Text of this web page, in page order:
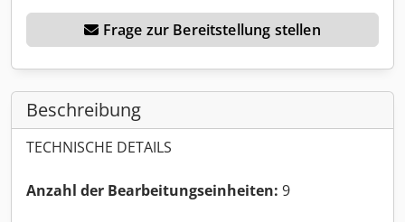
Frage zur Bereitstellung stellen
Beschreibung
TECHNISCHE DETAILS
Anzahl der Bearbeitungseinheiten: 9